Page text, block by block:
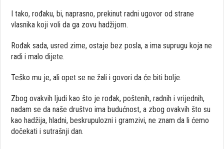
I tako, rođaku, bi, naprasno, prekinut radni ugovor od strane
vlasnika koji voli da ga zovu hadžijom.
Rođak sada, usred zime, ostaje bez posla, a ima suprugu koja ne
radi i malo dijete.
Teško mu je, ali opet se ne žali i govori da će biti bolje.
Zbog ovakvih ljudi kao što je rođak, poštenih, radnih i vrijednih,
nadam se da naše društvo ima budućnost, a zbog ovakvih što su
kao hadžija, hladni, beskrupulozni i gramzivi, ne znam da li ćemo
dočekati i sutrašnji dan.